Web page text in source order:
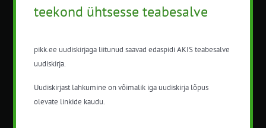
Nõuandeteenistuse nimetuse alt
nõustamisteenuseid.
info@pikk.ee
teekond ühtsesse teabesalve
pikk.ee uudiskirjaga liitunud saavad edaspidi AKIS teabesalve
uudiskirja.
Uudiskirjast lahkumine on võimalik iga uudiskirja lõpus
olevate linkide kaudu.